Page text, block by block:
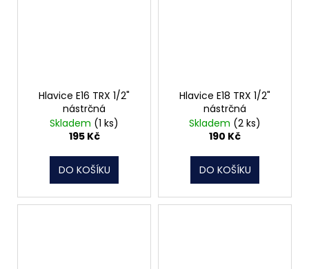
Hlavice E16 TRX 1/2"
nástrčná
Skladem (1 ks)
195 Kč
DO KOŠÍKU
Hlavice E18 TRX 1/2"
nástrčná
Skladem (2 ks)
190 Kč
DO KOŠÍKU